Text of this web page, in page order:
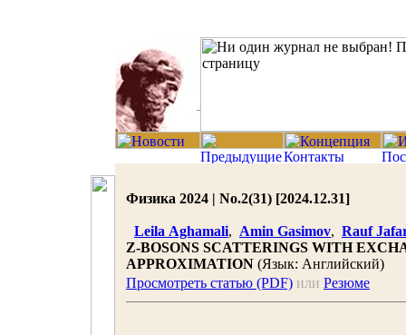
Физика 2024 | No.2(31) [2024.12.31]
Leila Aghamali, Amin Gasimov, Rauf
Z-BOSONS SCATTERINGS WITH
APPROXIMATION (Язык: Английский)
Просмотреть статью (PDF) или Резюме